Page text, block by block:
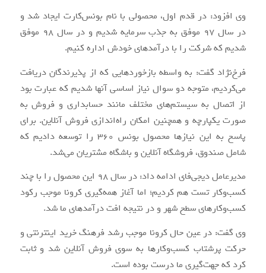
وی افزود: در قدم اول، محصولی با نام بونس‌کارت ایجاد شد و
در سال 97 موفق به جذب سرمایه شدیم و در سال 98 موفق
شدیم که شرکت را با درآمدهای خودش اداره کنیم.
فرخ‌نژاد گفت: به واسطه بازخوردهایی که از پذیرندگان دریافت
می‌کردیم، متوجه دو سوال نیاز اساسی آنها شدیم که عبارت بود
از اتصال به سیستم‌های مختلف مانند حسابداری و فروش به
صورت یکپارچه و همچنین امکان راه‌اندازی فروش آنلاین. برای
پاسخ به این نیازها محصول بونس 360 را توسعه دادیم که
شامل صندوق، فروشگاه آنلاین و باشگاه مشتریان می‌شد.
مدیرعامل دیجی‌فای ادامه داد: در سال 98 این محصول را با چند
کسب‌وکار تست هم کردیم؛ اما آغاز همه‌گیری کرونا موجب رکود
کسب‌وکارهای سطح شهر و در نتیجه افت درآمدهای ما شد.
وی گفت: در عین حال کرونا موجب رشد فرهنگ خرید اینترنتی و
حرکت پرشتاب کسب‌وکارها به سوی فروش آنلاین شد و ثابت
کرد که جهت‌گیری ما درست بوده است.